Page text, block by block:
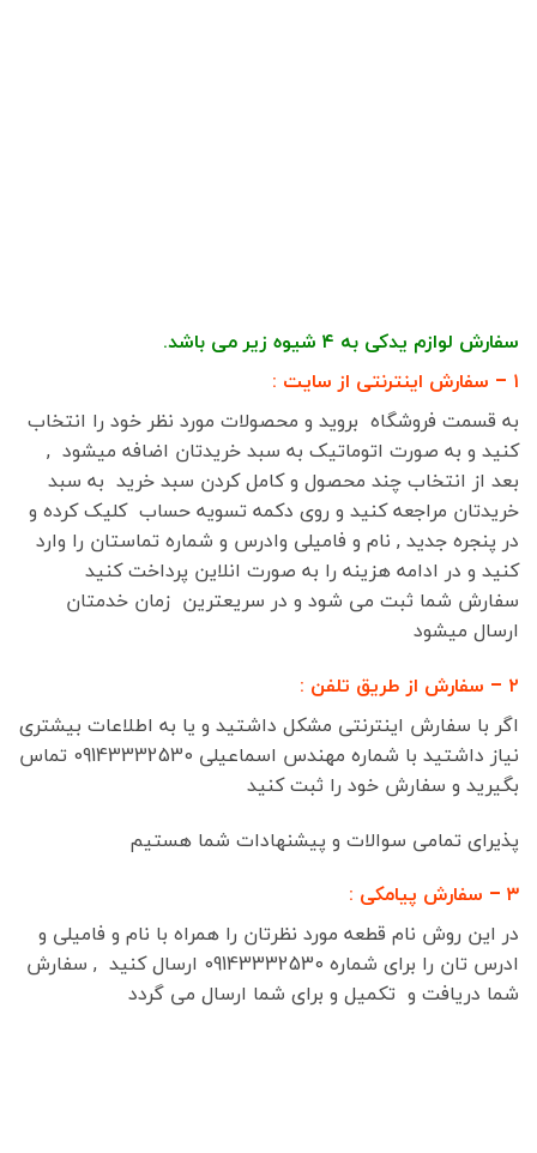
سفارش لوازم یدکی به ۴ شیوه زیر می باشد.
۱ – سفارش اینترنتی از سایت :
به قسمت فروشگاه بروید و محصولات مورد نظر خود را انتخاب
کنید و به صورت اتوماتیک به سبد خریدتان اضافه میشود ,
بعد از انتخاب چند محصول و کامل کردن سبد خرید به سبد
خریدتان مراجعه کنید و روی دکمه تسویه حساب کلیک کرده و
در پنجره جدید , نام و فامیلی وادرس و شماره تماستان را وارد
کنید و در ادامه هزینه را به صورت انلاین پرداخت کنید
سفارش شما ثبت می شود و در سریعترین زمان خدمتان
ارسال میشود
۲ – سفارش از طریق تلفن :
اگر با سفارش اینترنتی مشکل داشتید و یا به اطلاعات بیشتری
نیاز داشتید با شماره مهندس اسماعیلی 09143332530 تماس
بگیرید و سفارش خود را ثبت کنید
پذیرای تمامی سوالات و پیشنهادات شما هستیم
۳ – سفارش پیامکی :
در این روش نام قطعه مورد نظرتان را همراه با نام و فامیلی و
ادرس تان را برای شماره 09143332530 ارسال کنید , سفارش
شما دریافت و تکمیل و برای شما ارسال می گردد